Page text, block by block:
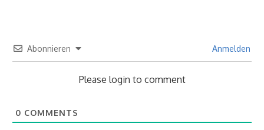
Abonnieren Anmelden
Please login to comment
0 COMMENTS